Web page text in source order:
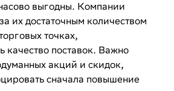
выгодны. Компании
их достаточным количеством
точках,
качество поставок. Важно
акций и скидок,
сначала повышение